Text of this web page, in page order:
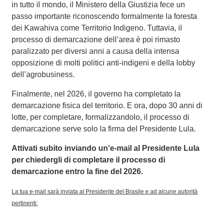
in tutto il mondo, il Ministero della Giustizia fece un
passo importante riconoscendo formalmente la foresta
dei Kawahiva come Territorio Indigeno. Tuttavia, il
processo di demarcazione dell’area è poi rimasto
paralizzato per diversi anni a causa della intensa
opposizione di molti politici anti-indigeni e della lobby
dell’agrobusiness.
Finalmente, nel 2026, il governo ha completato la
demarcazione fisica del territorio. E ora, dopo 30 anni di
lotte, per completare, formalizzandolo, il processo di
demarcazione serve solo la firma del Presidente Lula.
Attivati subito inviando un'e-mail al Presidente Lula
per chiedergli di completare il processo di
demarcazione entro la fine del 2026.
La tua e-mail sarà inviata al Presidente del Brasile e ad alcune autorità
pertinenti: